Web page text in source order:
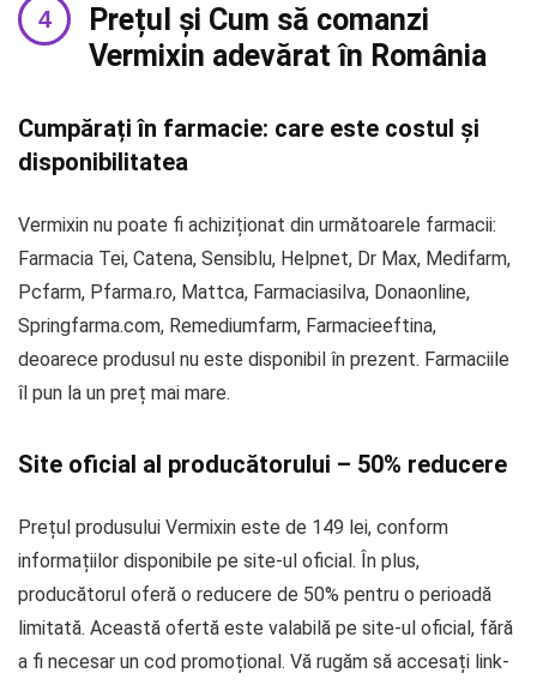
Prețul și Cum să comanzi
Vermixin adevărat în România
Cumpărați în farmacie: care este costul și
disponibilitatea
Vermixin nu poate fi achiziționat din următoarele farmacii:
Farmacia Tei, Catena, Sensiblu, Helpnet, Dr Max, Medifarm,
Pcfarm, Pfarma.ro, Mattca, Farmaciasilva, Donaonline,
Springfarma.com, Remediumfarm, Farmacieeftina,
deoarece produsul nu este disponibil în prezent. Farmaciile
îl pun la un preț mai mare.
Site oficial al producătorului – 50% reducere
Prețul produsului Vermixin este de 149 lei, conform
informațiilor disponibile pe site-ul oficial. În plus,
producătorul oferă o reducere de 50% pentru o perioadă
limitată. Această ofertă este valabilă pe site-ul oficial, fără
a fi necesar un cod promoțional. Vă rugăm să accesați link-